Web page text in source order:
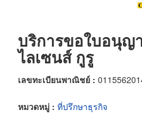
บริการขอใบอนุญ
ไลเซนส์ กูรู
เลขทะเบียนพาณิชย์ :
หมวดหมู่ : ที่ปรึกษาธุรกิจ